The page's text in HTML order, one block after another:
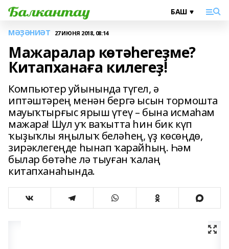
МӘҘӘНИӘТ 27 ИЮНЯ 2018, 08:14
Мажаралар көтәһегеҙме?
Китапханаға килегеҙ!
Компьютер уйынында түгел, ә
иптәштәрең менән бергә ысын тормошта
мауыҡтырғыс ярыш үтеү – бына исмаһам
мажара! Шул уҡ ваҡытта һин бик күп
ҡыҙыҡлы яңылыҡ беләһең, үҙ көсөңдө,
зирәклегеңде һынап ҡарайһың. Һәм
былар бөтәһе лә тыуған ҡалаң
китапханаһында.